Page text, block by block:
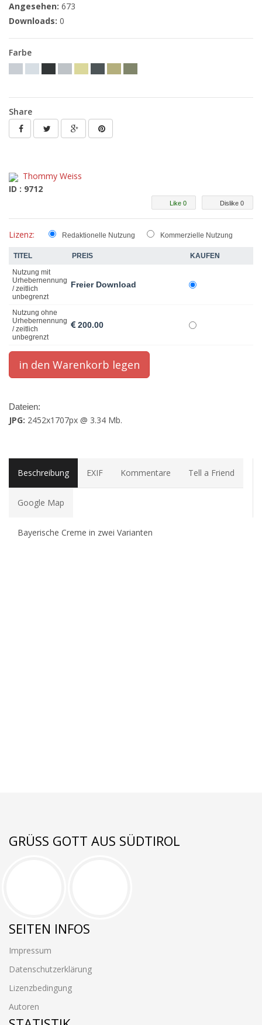
Angesehen: 673
Downloads: 0
Farbe
Share
Thommy Weiss
ID : 9712
Dislike 0
Like 0
Lizenz: Redaktionelle Nutzung Kommerzielle Nutzung
TITEL PREIS
KAUFEN
Nutzung mit
Urhebernennung
/ zeitlich
unbegrenzt
Freier Download
Nutzung ohne
Urhebernennung
/ zeitlich
unbegrenzt
200.00
Dateien:
JPG: 2452x1707px @ 3.34 Mb.
Beschreibung EXIF Kommentare Tell a Friend
Google Map
Bayerische Creme in zwei Varianten
GRÜSS GOTT AUS SÜDTIROL
SEITEN INFOS
Impressum
Datenschutzerklärung
Lizenzbedingung
Autoren